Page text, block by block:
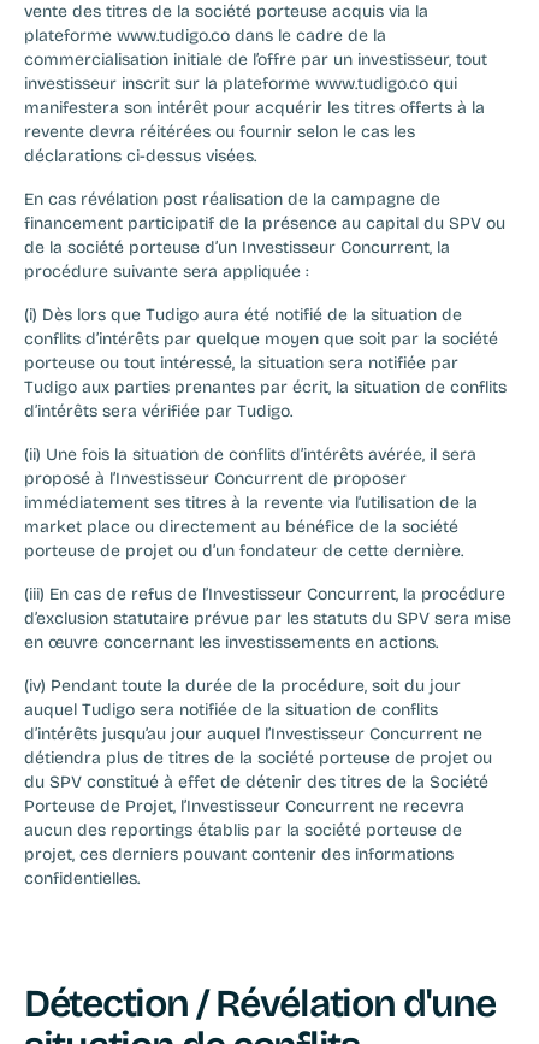
vente des titres de la société porteuse acquis via la
plateforme www.tudigo.co dans le cadre de la
commercialisation initiale de l’offre par un investisseur, tout
investisseur inscrit sur la plateforme www.tudigo.co qui
manifestera son intérêt pour acquérir les titres offerts à la
revente devra réitérées ou fournir selon le cas les
déclarations ci-dessus visées.
En cas révélation post réalisation de la campagne de
financement participatif de la présence au capital du SPV ou
de la société porteuse d’un Investisseur Concurrent, la
procédure suivante sera appliquée :
(i) Dès lors que Tudigo aura été notifié de la situation de
conflits d’intérêts par quelque moyen que soit par la société
porteuse ou tout intéressé, la situation sera notifiée par
Tudigo aux parties prenantes par écrit, la situation de conflits
d’intérêts sera vérifiée par Tudigo.
(ii) Une fois la situation de conflits d’intérêts avérée, il sera
proposé à l’Investisseur Concurrent de proposer
immédiatement ses titres à la revente via l’utilisation de la
market place ou directement au bénéfice de la société
porteuse de projet ou d’un fondateur de cette dernière.
(iii) En cas de refus de l’Investisseur Concurrent, la procédure
d’exclusion statutaire prévue par les statuts du SPV sera mise
en œuvre concernant les investissements en actions.
(iv) Pendant toute la durée de la procédure, soit du jour
auquel Tudigo sera notifiée de la situation de conflits
d’intérêts jusqu’au jour auquel l’Investisseur Concurrent ne
détiendra plus de titres de la société porteuse de projet ou
du SPV constitué à effet de détenir des titres de la Société
Porteuse de Projet, l’Investisseur Concurrent ne recevra
aucun des reportings établis par la société porteuse de
projet, ces derniers pouvant contenir des informations
confidentielles.
Détection / Révélation d'une